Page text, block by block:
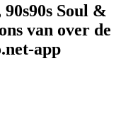
Soul &
van over de
app